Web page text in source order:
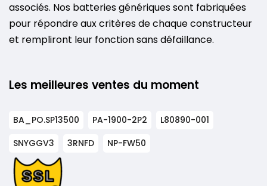
associés. Nos batteries génériques sont fabriquées
pour répondre aux critères de chaque constructeur
et rempliront leur fonction sans défaillance.
Les meilleures ventes du moment
BA_PO.SP13500 PA-1900-2P2
L80890-001
SNYGGV3
3RNFD NP-FW50